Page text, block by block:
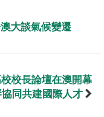
大談氣候變遷
校長論壇在澳開幕
同共建國際人才